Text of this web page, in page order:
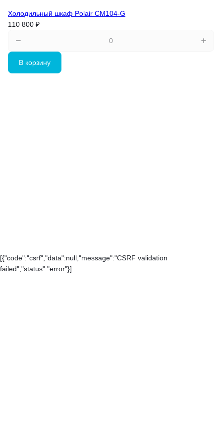
Холодильный шкаф Polair CM104-G
110 800 ₽
В корзину
[{"code":"csrf","data":null,"message":"CSRF validation
failed","status":"error"}]